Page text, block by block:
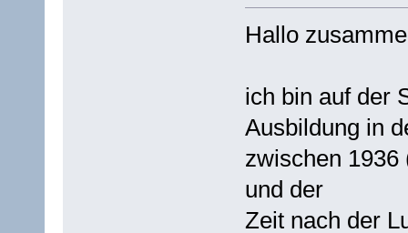
Hallo
ich bin auf der
Ausbildung in
zwischen
und der
Zeit nach der